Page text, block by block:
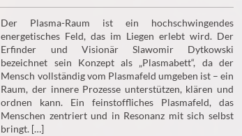
Der Plasma-Raum ist ein hochschwingendes
energetisches Feld, das im Liegen erlebt wird. Der
Erfinder und Visionär Slawomir Dytkowski
bezeichnet sein Konzept als „Plasmabett“, da der
Mensch vollständig vom Plasmafeld umgeben ist – ein
Raum, der innere Prozesse unterstützen, klären und
ordnen kann. Ein feinstoffliches Plasmafeld, das
Menschen zentriert und in Resonanz mit sich selbst
bringt. […]